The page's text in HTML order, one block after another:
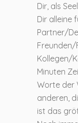
Dir, als
Dir alleine
Partner/
Freunden/
Kollegen/
Minuten
Worte der
anderen,
ist das